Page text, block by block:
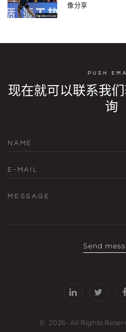
像分享
PUSH
现在就可以联系我
询
NAME
E-MAIL
MESSAGE
Send
© 2026- All Rights